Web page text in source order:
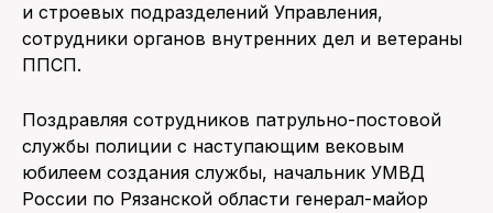
и строевых подразделений Управления,
сотрудники органов внутренних дел и ветераны
ППСП.
Поздравляя сотрудников патрульно-постовой
службы полиции с наступающим вековым
юбилеем создания службы, начальник УМВД
России по Рязанской области генерал-майор